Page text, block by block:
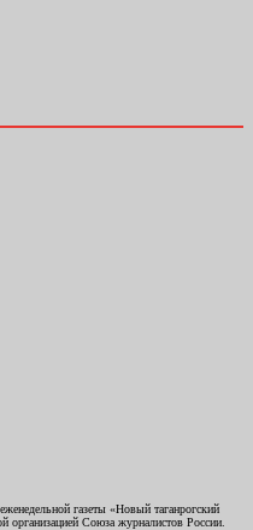
газеты «Новый таганрогский
организацией Союза журналистов России.